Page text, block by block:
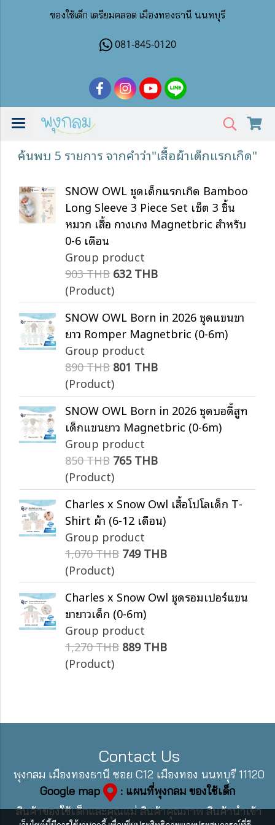
ของใช้เด็ก เตรียมคลอด เมืองทองธานี นนทบุรี
081-845-0120
ค้นพบ 5 รายการ จากคำว่า"เสื้อผ้าเด็กแรกเกิด"
SNOW OWL ชุดเด็กแรกเกิด Bamboo
Long Sleeve 3 Piece Set เซ็ต 3 ชิ้น
หมวก เสื้อ กางเกง Magnetbric สำหรับ
0-6 เดือน
Group product
903 THB 632 THB
(Product)
SNOW OWL Born in 2026 ชุดแขนขา
ยาว Romper Magnetbric (0-6m)
Group product
890 THB 801 THB
(Product)
SNOW OWL Born in 2026 ชุดบอดี้สูท
เด็กแขนยาว Magnetbric (0-6m)
Group product
850 THB 765 THB
(Product)
Charles x Snow Owl เสื้อโปโลเด็ก T-
Shirt ผ้า (6-12 เดือน)
Group product
1,070 THB 749 THB
(Product)
Charles x Snow Owl ชุดรอมเปอร์แขน
ขายาวเด็ก (0-6m)
Group product
1,270 THB 889 THB
(Product)
Contact Us
พุงกลม เมืองทองธานี ซอย C12 เมืองทอง นนทบุรี 11120
Google map
: แผนที่พุงกลม ของใช้เด็ก
สินค้าของใช้เด็กและคุณแม่ สินค้าคุณภาพ สินค้านำเข้า